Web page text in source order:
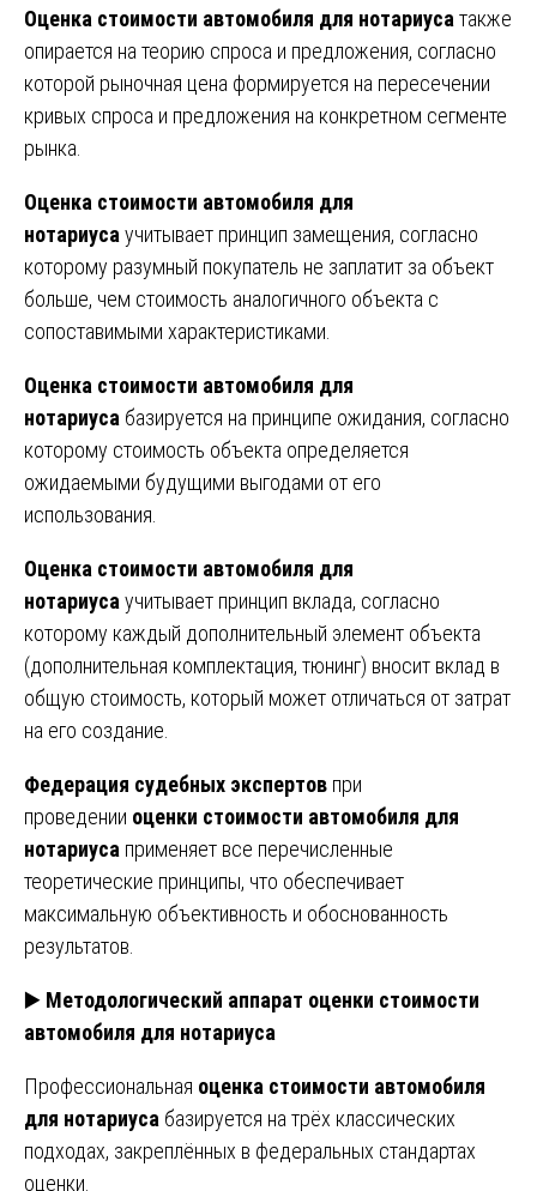
Оценка стоимости автомобиля для нотариуса также
опирается на теорию спроса и предложения, согласно
которой рыночная цена формируется на пересечении
кривых спроса и предложения на конкретном сегменте
рынка.
Оценка стоимости автомобиля для
нотариуса учитывает принцип замещения, согласно
которому разумный покупатель не заплатит за объект
больше, чем стоимость аналогичного объекта с
сопоставимыми характеристиками.
Оценка стоимости автомобиля для
нотариуса базируется на принципе ожидания, согласно
которому стоимость объекта определяется
ожидаемыми будущими выгодами от его
использования.
Оценка стоимости автомобиля для
нотариуса учитывает принцип вклада, согласно
которому каждый дополнительный элемент объекта
(дополнительная комплектация, тюнинг) вносит вклад в
общую стоимость, который может отличаться от затрат
на его создание.
Федерация судебных экспертов при
проведении оценки стоимости автомобиля для
нотариуса применяет все перечисленные
теоретические принципы, что обеспечивает
максимальную объективность и обоснованность
результатов.
▶️ Методологический аппарат оценки стоимости
автомобиля для нотариуса
Профессиональная оценка стоимости автомобиля
для нотариуса базируется на трёх классических
подходах, закреплённых в федеральных стандартах
оценки.